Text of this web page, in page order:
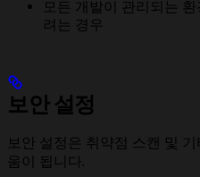
모든 개발이 관리되는
려는 경우
보안 설정
보안 설정은 취약점 스캔 및
움이 됩니다.